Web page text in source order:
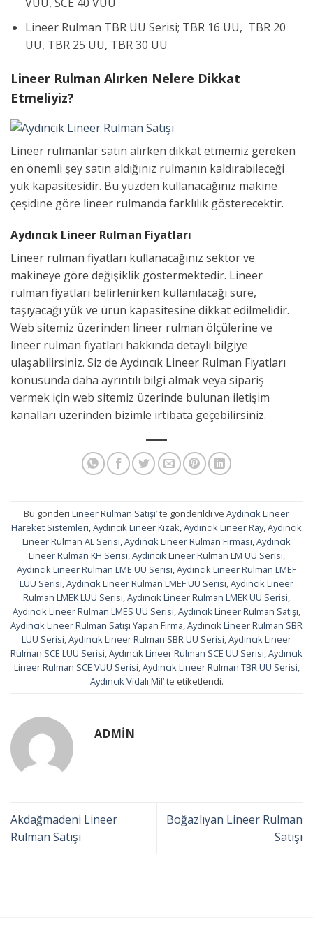
Lineer Rulman TBR UU Serisi; TBR 16 UU, TBR 20
UU, TBR 25 UU, TBR 30 UU
Lineer Rulman Alırken Nelere Dikkat
Etmeliyiz?
Lineer rulmanlar satın alırken dikkat etmemiz gereken
en önemli şey satın aldığınız rulmanın kaldırabileceği
yük kapasitesidir. Bu yüzden kullanacağınız makine
çeşidine göre lineer rulmanda farklılık gösterecektir.
Aydıncık Lineer Rulman Fiyatları
Lineer rulman fiyatları kullanacağınız sektör ve
makineye göre değişiklik göstermektedir. Lineer
rulman fiyatları belirlenirken kullanılacağı süre,
taşıyacağı yük ve ürün kapasitesine dikkat edilmelidir.
Web sitemiz üzerinden lineer rulman ölçülerine ve
lineer rulman fiyatları hakkında detaylı bilgiye
ulaşabilirsiniz. Siz de Aydıncık Lineer Rulman Fiyatları
konusunda daha ayrıntılı bilgi almak veya sipariş
vermek için web sitemiz üzerinde bulunan iletişim
kanalları üzerinden bizimle irtibata geçebilirsiniz.
Bu gönderi Lineer Rulman Satışı’ te gönderildi ve Aydıncık Lineer
Hareket Sistemleri,Aydıncık Lineer Kızak,Aydıncık Lineer Ray,Aydıncık
Lineer Rulman AL Serisi,Aydıncık Lineer Rulman Firması,Aydıncık
Lineer Rulman KH Serisi,Aydıncık Lineer Rulman LM UU Serisi,
Aydıncık Lineer Rulman LME UU Serisi,Aydıncık Lineer Rulman LMEF
LUU Serisi,Aydıncık Lineer Rulman LMEF UU Serisi,Aydıncık Lineer
Rulman LMEK LUU Serisi,Aydıncık Lineer Rulman LMEK UU Serisi,
Aydıncık Lineer Rulman LMES UU Serisi,Aydıncık Lineer Rulman Satışı,
Aydıncık Lineer Rulman Satışı Yapan Firma,Aydıncık Lineer Rulman SBR
LUU Serisi,Aydıncık Lineer Rulman SBR UU Serisi,Aydıncık Lineer
Rulman SCE LUU Serisi,Aydıncık Lineer Rulman SCE UU Serisi,Aydıncık
Lineer Rulman SCE VUU Serisi,Aydıncık Lineer Rulman TBR UU Serisi,
Aydıncık Vidalı Mil’ te etiketlendi.
ADMIN
Akdağmadeni Lineer
Rulman Satışı
Boğazlıyan Lineer Rulman
Satışı